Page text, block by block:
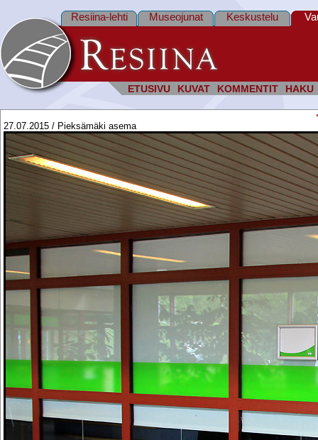
ETUSIVU KUVAT KOMMENTIT HAKU
Resiina-lehti Museojunat Keskustelu
27.07.2015 / Pieksämäki asema